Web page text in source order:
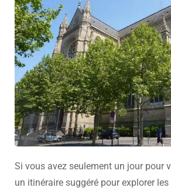
Si vous avez seulement un jour pour
un itinéraire suggéré pour explorer